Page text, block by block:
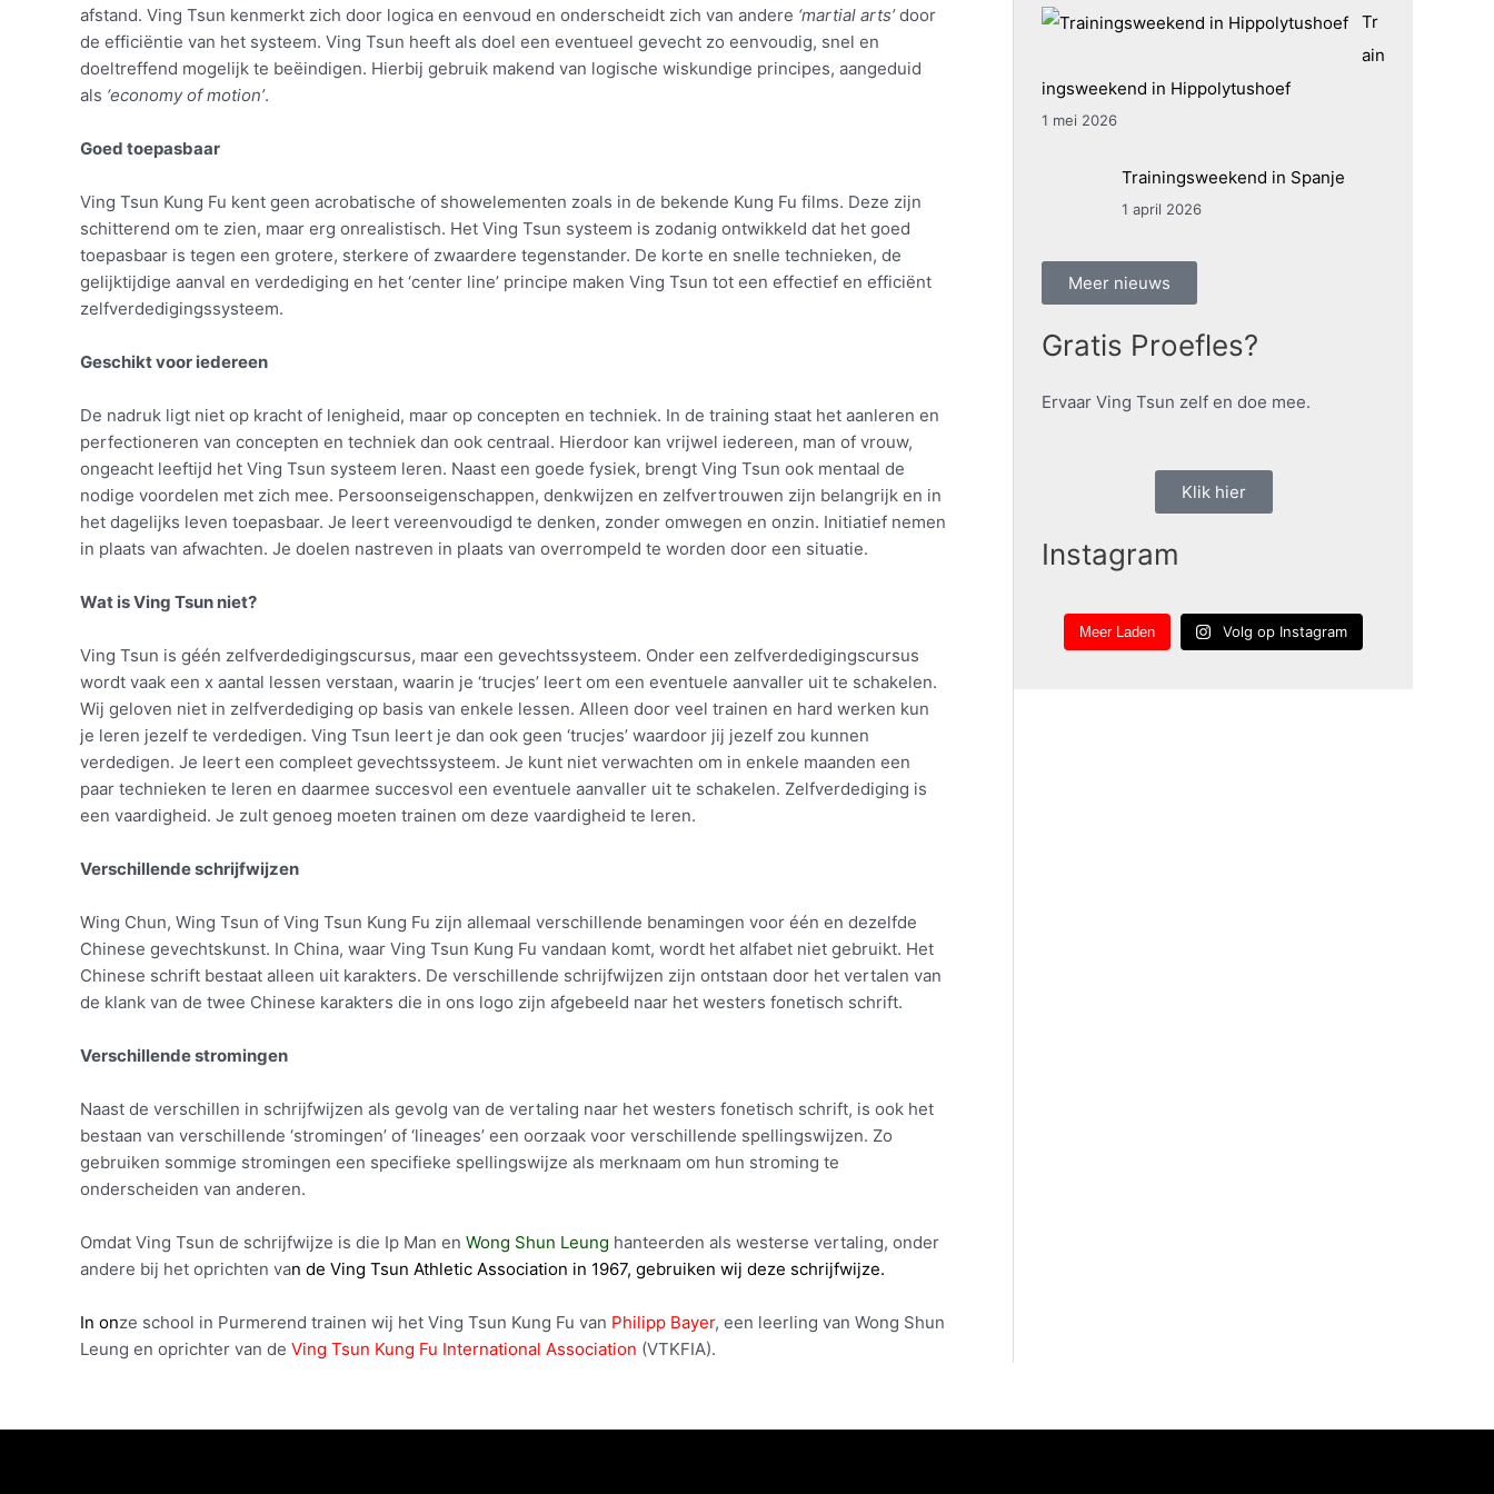
afstand. Ving Tsun kenmerkt zich door logica en eenvoud en onderscheidt zich van andere ‘martial arts’door
de efficiëntie van het systeem. Ving Tsun heeft als doel een eventueel gevecht zo eenvoudig, snel en
doeltreffend mogelijk te beëindigen. Hierbij gebruik makend van logische wiskundige principes, aangeduid
als ‘economy of motion’.
Goed toepasbaar
Ving Tsun Kung Fu kent geen acrobatische of showelementen zoals in de bekende Kung Fu films. Deze zijn
schitterend om te zien, maar erg onrealistisch. Het Ving Tsun systeem is zodanig ontwikkeld dat het goed
toepasbaar is tegen een grotere, sterkere of zwaardere tegenstander. De korte en snelle technieken, de
gelijktijdige aanval en verdediging en het ‘center line’ principe maken Ving Tsun tot een effectief en efficiënt
zelfverdedigingssysteem.
Geschikt voor iedereen
De nadruk ligt niet op kracht of lenigheid, maar op concepten en techniek. In de training staat het aanleren en
perfectioneren van concepten en techniek dan ook centraal. Hierdoor kan vrijwel iedereen, man of vrouw,
ongeacht leeftijd het Ving Tsun systeem leren. Naast een goede fysiek, brengt Ving Tsun ook mentaal de
nodige voordelen met zich mee. Persoonseigenschappen, denkwijzen en zelfvertrouwen zijn belangrijk en in
het dagelijks leven toepasbaar. Je leert vereenvoudigd te denken, zonder omwegen en onzin. Initiatief nemen
in plaats van afwachten. Je doelen nastreven in plaats van overrompeld te worden door een situatie.
Wat is Ving Tsun niet?
Ving Tsun is géén zelfverdedigingscursus, maar een gevechtssysteem. Onder een zelfverdedigingscursus
wordt vaak een x aantal lessen verstaan, waarin je ‘trucjes’ leert om een eventuele aanvaller uit te schakelen.
Wij geloven niet in zelfverdediging op basis van enkele lessen. Alleen door veel trainen en hard werken kun
je leren jezelf te verdedigen. Ving Tsun leert je dan ook geen ‘trucjes’ waardoor jij jezelf zou kunnen
verdedigen. Je leert een compleet gevechtssysteem. Je kunt niet verwachten om in enkele maanden een
paar technieken te leren en daarmee succesvol een eventuele aanvaller uit te schakelen. Zelfverdediging is
een vaardigheid. Je zult genoeg moeten trainen om deze vaardigheid te leren.
Verschillende schrijfwijzen
Wing Chun, Wing Tsun of Ving Tsun Kung Fu zijn allemaal verschillende benamingen voor één en dezelfde
Chinese gevechtskunst. In China, waar Ving Tsun Kung Fu vandaan komt, wordt het alfabet niet gebruikt. Het
Chinese schrift bestaat alleen uit karakters. De verschillende schrijfwijzen zijn ontstaan door het vertalen van
de klank van de twee Chinese karakters die in ons logo zijn afgebeeld naar het westers fonetisch schrift.
Verschillende stromingen
Naast de verschillen in schrijfwijzen als gevolg van de vertaling naar het westers fonetisch schrift, is ook het
bestaan van verschillende ‘stromingen’ of ‘lineages’ een oorzaak voor verschillende spellingswijzen. Zo
gebruiken sommige stromingen een specifieke spellingswijze als merknaam om hun stroming te
onderscheiden van anderen.
Omdat Ving Tsun de schrijfwijze is die Ip Man en Wong Shun Leung hanteerden als westerse vertaling, onder
andere bij het oprichten van de Ving Tsun Athletic Association in 1967, gebruiken wij deze schrijfwijze.
In onze school in Purmerend trainen wij het Ving Tsun Kung Fu van Philipp Bayer, een leerling van Wong Shun
Leung en oprichter van de Ving Tsun Kung Fu International Association (VTKFIA).
Tr
ain
ingsweekend in Hippolytushoef
1 mei 2026
Trainingsweekend in Spanje
1 april 2026
Meer nieuws
Gratis Proefles?
Ervaar Ving Tsun zelf en doe mee.
Klik hier
Instagram
Meer Laden Volg op Instagram